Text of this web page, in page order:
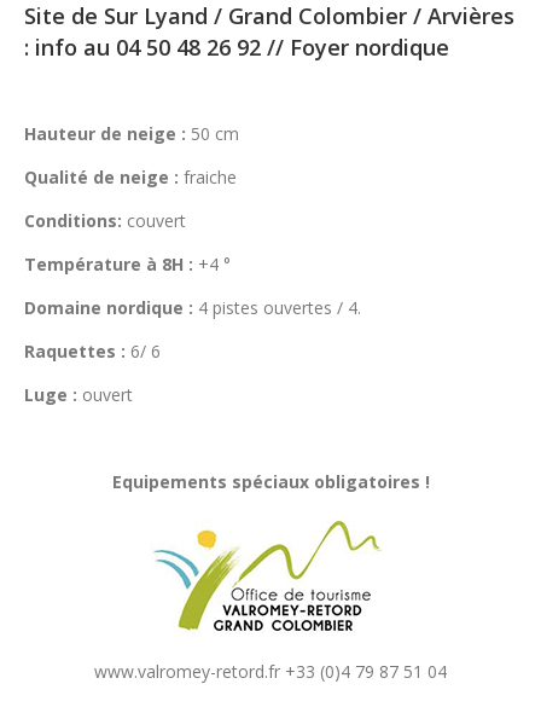
Site de Sur Lyand / Grand Colombier / Arvières
: info au 04 50 48 26 92 // Foyer nordique
Hauteur de neige : 50 cm
Qualité de neige : fraiche
Conditions: couvert
Température à 8H : +4 °
Domaine nordique : 4 pistes ouvertes / 4.
Raquettes : 6/ 6
Luge : ouvert
Equipements spéciaux obligatoires !
www.valromey-retord.fr +33 (0)4 79 87 51 04